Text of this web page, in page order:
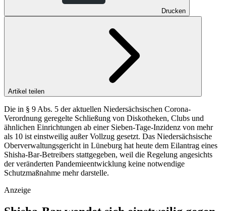
Drucken
Artikel teilen
Die in § 9 Abs. 5 der aktuellen Niedersächsischen Corona-
Verordnung geregelte Schließung von Diskotheken, Clubs und
ähnlichen Einrichtungen ab einer Sieben-Tage-Inzidenz von mehr
als 10 ist einstweilig außer Vollzug gesetzt. Das Niedersächsische
Oberverwaltungsgericht in Lüneburg hat heute dem Eilantrag eines
Shisha-Bar-Betreibers stattgegeben, weil die Regelung angesichts
der veränderten Pandemieentwicklung keine notwendige
Schutzmaßnahme mehr darstelle.
Anzeige